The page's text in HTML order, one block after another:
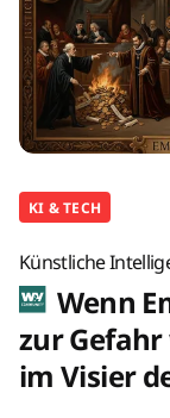
KI & TECH
Künstliche
Wenn
zur Gefahr
im Visier